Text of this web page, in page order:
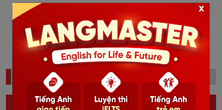
‹ 1 2 3 4 5
10 11 ›
ĐỌC NHIỀU
x